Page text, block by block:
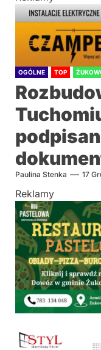
OGÓLNE TOP
Paulina Stenka 17
Reklamy